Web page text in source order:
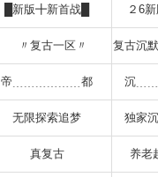
█新版╋新首战█ ２6
〃复古一区〃 复古沉
帝﹍﹍﹍﹍﹍﹍都 沉
无限探索追梦 独家
真复古 养老